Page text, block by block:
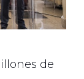
de